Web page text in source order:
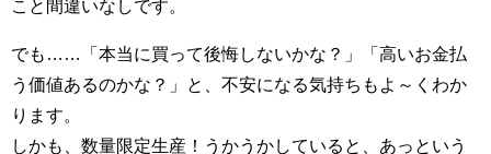
こと間違いなしです。
でも……「本当に買って後悔しないかな？」「高いお金払
う価値あるのかな？」と、不安になる気持ちもよ～くわか
ります。
しかも、数量限定生産！うかうかしていると、あっという